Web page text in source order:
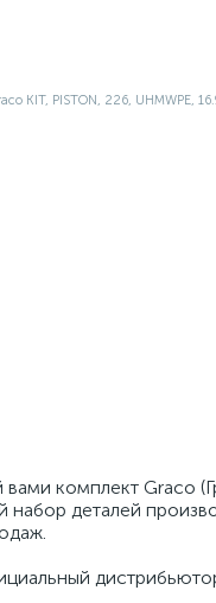
комплект Graco
набор деталей